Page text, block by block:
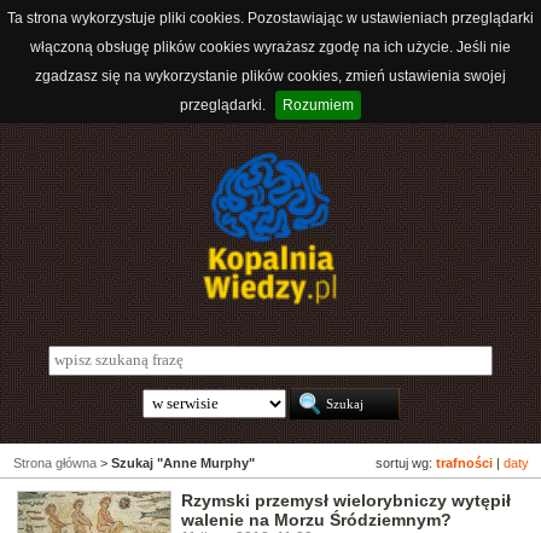
Ta strona wykorzystuje pliki cookies. Pozostawiając w ustawieniach przeglądarki
włączoną obsługę plików cookies wyrażasz zgodę na ich użycie. Jeśli nie
zgadzasz się na wykorzystanie plików cookies, zmień ustawienia swojej
przeglądarki.
Rozumiem
sortuj wg: trafności daty
Strona główna > Szukaj "Anne Murphy"
Rzymski przemysł wielorybniczy wytępił
walenie na Morzu Śródziemnym?